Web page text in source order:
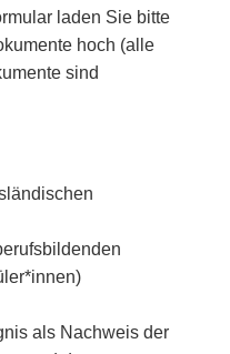
laden Sie bitte
hoch (alle
sind
als Nachweis der